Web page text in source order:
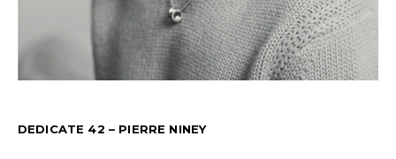
DEDICATE 42 – PIERRE NINEY